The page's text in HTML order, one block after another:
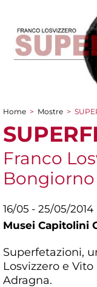
Tu sei qui
Home > Mostre >
Franco
Bongiorno
16/05 - 25/05/2014
Musei Capitolini
Superfetazioni,
Losvizzero e
Adragna.